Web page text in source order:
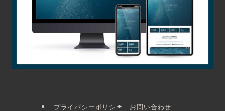
プライバシーポリシー お問い合わせ